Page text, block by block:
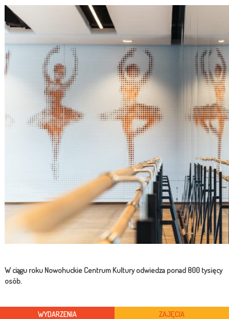
W ciągu roku Nowohuckie Centrum Kultury odwiedza ponad 800 tysięcy
osób.
WYDARZENIA ZAJĘCIA